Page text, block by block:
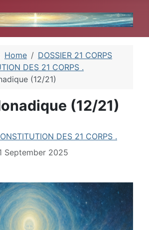
Home
DOSSIER 21 CORPS
DES 21 CORPS .
(12/21)
(12/21)
DES 21 CORPS .
September 2025